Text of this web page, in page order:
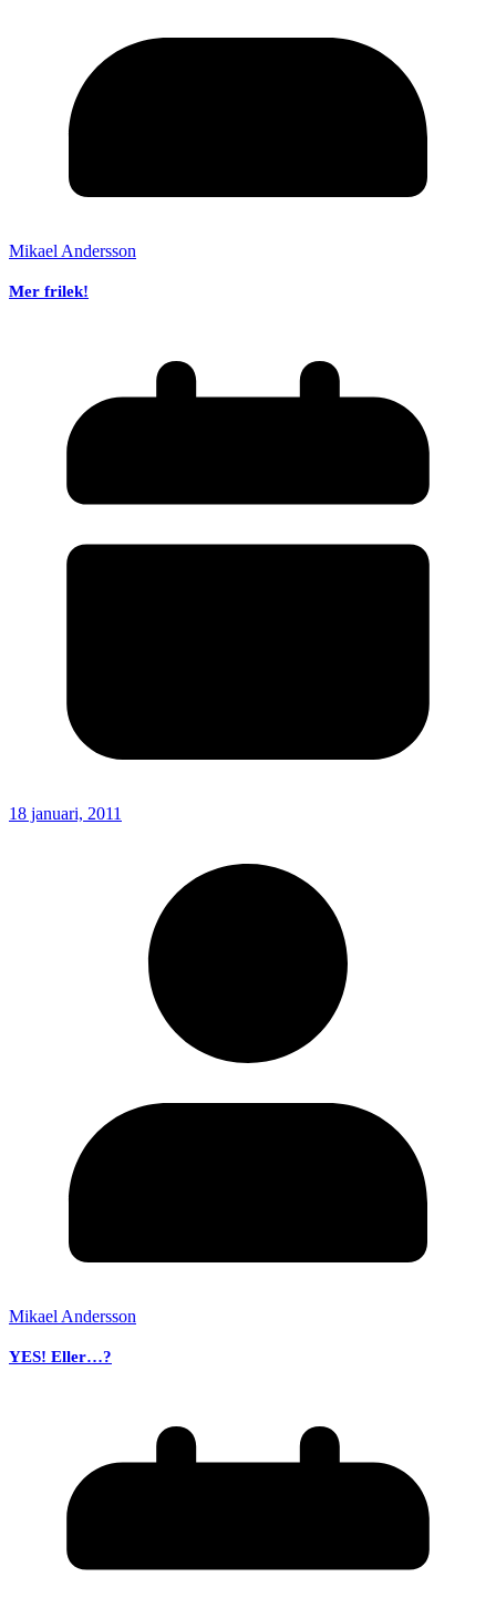
Mikael Andersson
Mer frilek!
18 januari, 2011
Mikael Andersson
YES! Eller…?